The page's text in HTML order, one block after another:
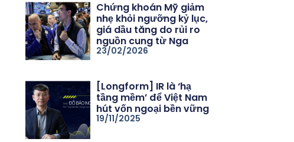
Chứng khoán Mỹ giảm
nhẹ khỏi ngưỡng kỷ lục,
giá dầu tăng do rủi ro
nguồn cung từ Nga
23/02/2026
[Longform] IR là ‘hạ
tầng mềm’ để Việt Nam
hút vốn ngoại bền vững
19/11/2025